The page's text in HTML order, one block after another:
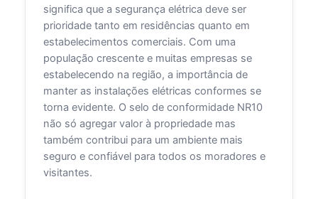
significa que a segurança elétrica deve ser
prioridade tanto em residências quanto em
estabelecimentos comerciais. Com uma
população crescente e muitas empresas se
estabelecendo na região, a importância de
manter as instalações elétricas conformes se
torna evidente. O selo de conformidade NR10
não só agregar valor à propriedade mas
também contribui para um ambiente mais
seguro e confiável para todos os moradores e
visitantes.